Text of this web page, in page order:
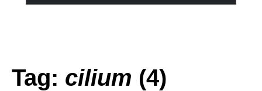
Tag: cilium (4)